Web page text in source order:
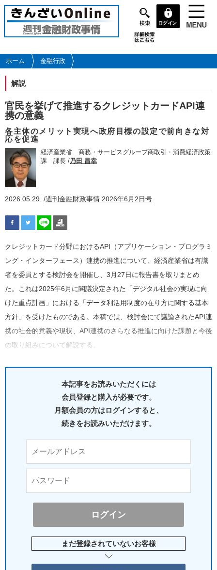
メ
イ
コ
ン
に
移
動
ホーム 金融行政
解説
官民を挙げて推進するクレジットカードAPI連
携の意義
各主体のメリット実現へ政府目標の設定で前向きな対
応を促進
経済産業省 商務・サービスグループ商取引・消費経済政策
課 課長 /乃田 昌幸
2026.05.29. /週刊金融財政事情 2026年6月2日号
クレジットカード分野におけるAPI（アプリケーション・プログラミ
ング・インターフェース）連携の推進について、経済産業省は有識
者を委員とする検討会を開催し、3月27日に報告書を取りまとめ
た。これは2025年6月に閣議決定された「デジタル社会の実現に向
けた重点計画」における「データ利活用制度の在り方に関する基本
方針」を受けたものである。本稿では、検討会にて議論されたAPI連
携の社会的意義や現状、API連携のさらなる推進に向けた課題と今後
の取り組みについて解説する。
本記事をお読みいただくには
会員登録と購入が必要です。
月額会員の方はログインすると、
続きをお読みいただけます。
まだ登録されていないお客様